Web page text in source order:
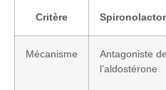
Critère
Mécanisme
Antagoniste de
l’aldostérone